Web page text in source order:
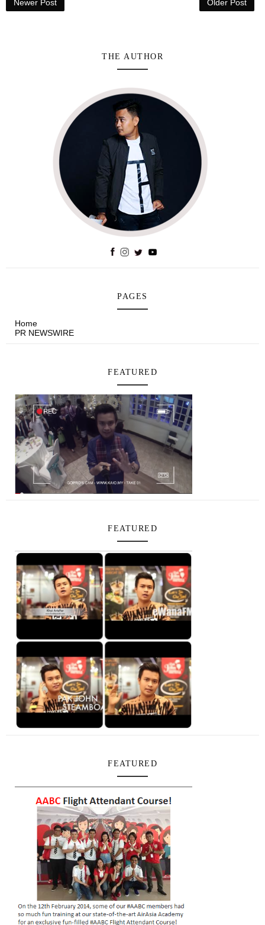
Newer Post Older Post
THE AUTHOR
PAGES
Home
PR NEWSWIRE
FEATURED
FEATURED
FEATURED